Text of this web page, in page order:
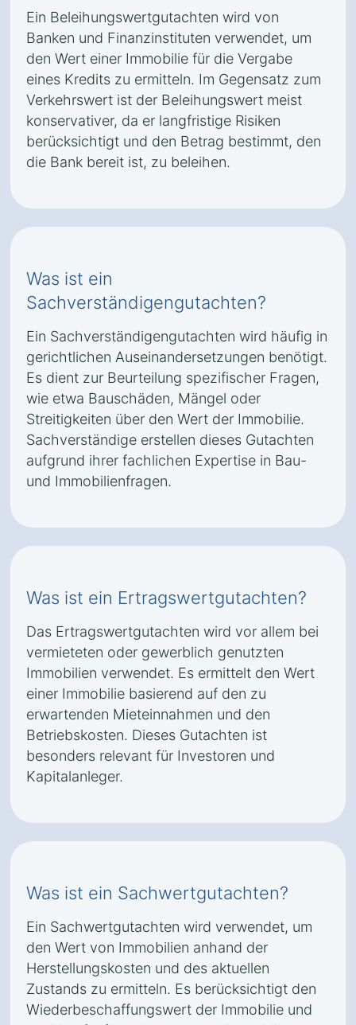
Ein Beleihungswertgutachten wird von
Banken und Finanzinstituten verwendet, um
den Wert einer Immobilie für die Vergabe
eines Kredits zu ermitteln. Im Gegensatz zum
Verkehrswert ist der Beleihungswert meist
konservativer, da er langfristige Risiken
berücksichtigt und den Betrag bestimmt, den
die Bank bereit ist, zu beleihen.
Was ist ein
Sachverständigengutachten?
Ein Sachverständigengutachten wird häufig in
gerichtlichen Auseinandersetzungen benötigt.
Es dient zur Beurteilung spezifischer Fragen,
wie etwa Bauschäden, Mängel oder
Streitigkeiten über den Wert der Immobilie.
Sachverständige erstellen dieses Gutachten
aufgrund ihrer fachlichen Expertise in Bau-
und Immobilienfragen.
Was ist ein Ertragswertgutachten?
Das Ertragswertgutachten wird vor allem bei
vermieteten oder gewerblich genutzten
Immobilien verwendet. Es ermittelt den Wert
einer Immobilie basierend auf den zu
erwartenden Mieteinnahmen und den
Betriebskosten. Dieses Gutachten ist
besonders relevant für Investoren und
Kapitalanleger.
Was ist ein Sachwertgutachten?
Ein Sachwertgutachten wird verwendet, um
den Wert von Immobilien anhand der
Herstellungskosten und des aktuellen
Zustands zu ermitteln. Es berücksichtigt den
Wiederbeschaffungswert der Immobilie und